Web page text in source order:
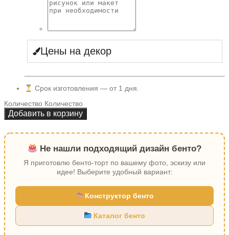
Цены на декор
Срок изготовления — от 1 дня.
Количество Количество
Добавить в корзину
Не нашли подходящий дизайн бенто?
Я приготовлю бенто-торт по вашему фото, эскизу или
идее! Выберите удобный вариант:
Конструктор бенто
Каталог бенто